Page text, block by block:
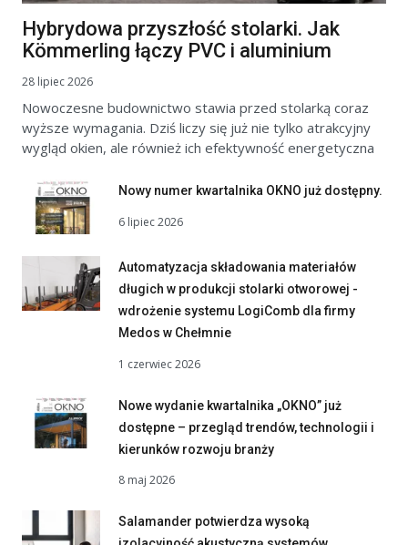
Hybrydowa przyszłość stolarki. Jak
Kömmerling łączy PVC i aluminium
28 lipiec 2026
Nowoczesne budownictwo stawia przed stolarką coraz
wyższe wymagania. Dziś liczy się już nie tylko atrakcyjny
wygląd okien, ale również ich efektywność energetyczna
Nowy numer kwartalnika OKNO już dostępny.
6 lipiec 2026
Automatyzacja składowania materiałów
długich w produkcji stolarki otworowej -
wdrożenie systemu LogiComb dla firmy
Medos w Chełmnie
1 czerwiec 2026
Nowe wydanie kwartalnika „OKNO” już
dostępne – przegląd trendów, technologii i
kierunków rozwoju branży
8 maj 2026
Salamander potwierdza wysoką